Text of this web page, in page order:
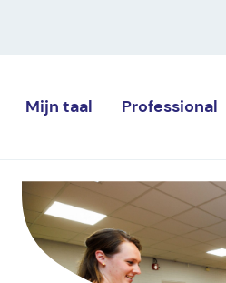
Mijn taal Professional